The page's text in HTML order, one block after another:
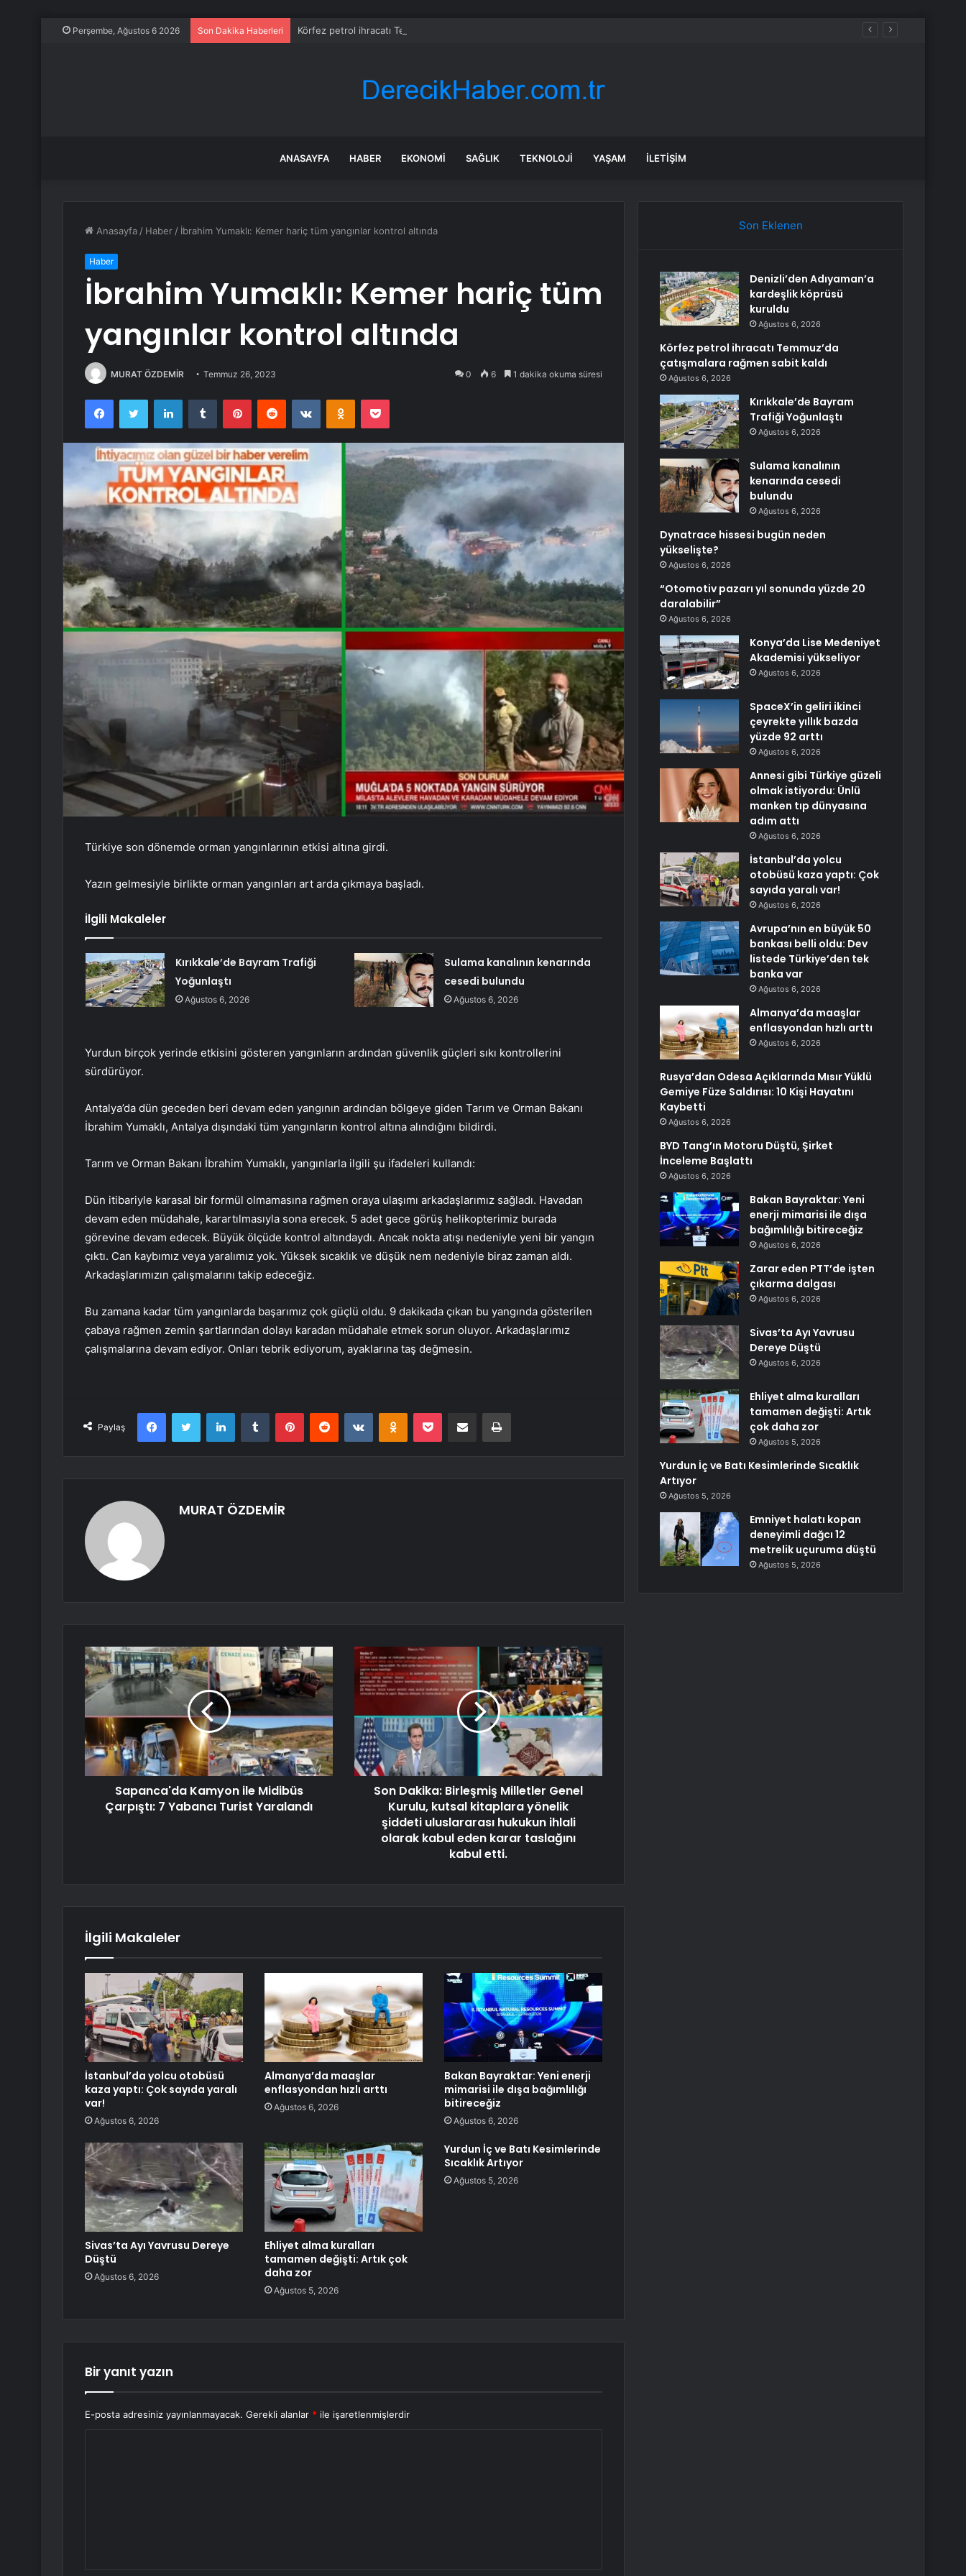
Perşembe, Ağustos 6 2026 Son Dakika Haberleri Körfez petrol ihracatı Temmuz’da çatışmalara rağmen sabit kaldı
ANASAYFA HABER EKONOMI SAĞLIK TEKNOLOJI YAŞAM İLETIŞIM
Anasayfa / Haber / İbrahim Yumaklı: Kemer hariç tüm yangınlar kontrol altında
Haber
İbrahim Yumaklı: Kemer hariç tüm
yangınlar kontrol altında
MURAT ÖZDEMİR Temmuz 26, 2023 0 6 1 dakika okuma süresi
FacebookTwitter LinkedInTumblr PinterestReddit VKontakteOdnoklassniki
Pocket
Türkiye son dönemde orman yangınlarının etkisi altına girdi.
Yazın gelmesiyle birlikte orman yangınları art arda çıkmaya başladı.
İlgili Makaleler
Kırıkkale’de Bayram Trafiği
Yoğunlaştı
Ağustos 6, 2026
Sulama kanalının kenarında
cesedi bulundu
Ağustos 6, 2026
Yurdun birçok yerinde etkisini gösteren yangınların ardından güvenlik güçleri sıkı kontrollerini
sürdürüyor.
Antalya’da dün geceden beri devam eden yangının ardından bölgeye giden Tarım ve Orman Bakanı
İbrahim Yumaklı, Antalya dışındaki tüm yangınların kontrol altına alındığını bildirdi.
Tarım ve Orman Bakanı İbrahim Yumaklı, yangınlarla ilgili şu ifadeleri kullandı:
Dün itibariyle karasal bir formül olmamasına rağmen oraya ulaşımı arkadaşlarımız sağladı. Havadan
devam eden müdahale, karartılmasıyla sona erecek. 5 adet gece görüş helikopterimiz burada
görevine devam edecek. Büyük ölçüde kontrol altındaydı. Ancak nokta atışı nedeniyle yeni bir yangın
çıktı. Can kaybımız veya yaralımız yok. Yüksek sıcaklık ve düşük nem nedeniyle biraz zaman aldı.
Arkadaşlarımızın çalışmalarını takip edeceğiz.
Bu zamana kadar tüm yangınlarda başarımız çok güçlü oldu. 9 dakikada çıkan bu yangında gösterilen
çabaya rağmen zemin şartlarından dolayı karadan müdahale etmek sorun oluyor. Arkadaşlarımız
çalışmalarına devam ediyor. Onları tebrik ediyorum, ayaklarına taş değmesin.
Paylaş
FacebookTwitter LinkedInTumblr PinterestReddit VKontakteOdnoklassniki
Pocket E-Posta ile paylaş Yazdır
MURAT ÖZDEMİR
Sapanca'da Kamyon ile Midibüs
Çarpıştı: 7 Yabancı Turist Yaralandı
Son Dakika: Birleşmiş Milletler Genel
Kurulu, kutsal kitaplara yönelik
şiddeti uluslararası hukukun ihlali
olarak kabul eden karar taslağını
kabul etti.
İlgili Makaleler
İstanbul’da yolcu otobüsü
kaza yaptı: Çok sayıda yaralı
var!
Ağustos 6, 2026
Almanya’da maaşlar
enflasyondan hızlı arttı
Ağustos 6, 2026
Bakan Bayraktar: Yeni enerji
mimarisi ile dışa bağımlılığı
bitireceğiz
Ağustos 6, 2026
Sivas’ta Ayı Yavrusu Dereye
Düştü
Ağustos 6, 2026
Ehliyet alma kuralları
tamamen değişti: Artık çok
daha zor
Ağustos 5, 2026
Yurdun İç ve Batı Kesimlerinde
Sıcaklık Artıyor
Ağustos 5, 2026
Bir yanıt yazın
E-posta adresiniz yayınlanmayacak. Gerekli alanlar * ile işaretlenmişlerdir
Son Eklenen
Denizli’den Adıyaman’a
kardeşlik köprüsü
kuruldu
Ağustos 6, 2026
Körfez petrol ihracatı Temmuz’da
çatışmalara rağmen sabit kaldı
Ağustos 6, 2026
Kırıkkale’de Bayram
Trafiği Yoğunlaştı
Ağustos 6, 2026
Sulama kanalının
kenarında cesedi
bulundu
Ağustos 6, 2026
Dynatrace hissesi bugün neden
yükselişte?
Ağustos 6, 2026
“Otomotiv pazarı yıl sonunda yüzde 20
daralabilir”
Ağustos 6, 2026
Konya’da Lise Medeniyet
Akademisi yükseliyor
Ağustos 6, 2026
SpaceX’in geliri ikinci
çeyrekte yıllık bazda
yüzde 92 arttı
Ağustos 6, 2026
Annesi gibi Türkiye güzeli
olmak istiyordu: Ünlü
manken tıp dünyasına
adım attı
Ağustos 6, 2026
İstanbul’da yolcu
otobüsü kaza yaptı: Çok
sayıda yaralı var!
Ağustos 6, 2026
Avrupa’nın en büyük 50
bankası belli oldu: Dev
listede Türkiye’den tek
banka var
Ağustos 6, 2026
Almanya’da maaşlar
enflasyondan hızlı arttı
Ağustos 6, 2026
Rusya’dan Odesa Açıklarında Mısır Yüklü
Gemiye Füze Saldırısı: 10 Kişi Hayatını
Kaybetti
Ağustos 6, 2026
BYD Tang’ın Motoru Düştü, Şirket
İnceleme Başlattı
Ağustos 6, 2026
Bakan Bayraktar: Yeni
enerji mimarisi ile dışa
bağımlılığı bitireceğiz
Ağustos 6, 2026
Zarar eden PTT’de işten
çıkarma dalgası
Ağustos 6, 2026
Sivas’ta Ayı Yavrusu
Dereye Düştü
Ağustos 6, 2026
Ehliyet alma kuralları
tamamen değişti: Artık
çok daha zor
Ağustos 5, 2026
Yurdun İç ve Batı Kesimlerinde Sıcaklık
Artıyor
Ağustos 5, 2026
Emniyet halatı kopan
deneyimli dağcı 12
metrelik uçuruma düştü
Ağustos 5, 2026